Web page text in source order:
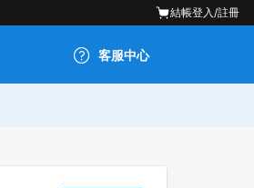
結帳登入/註冊
客服中心